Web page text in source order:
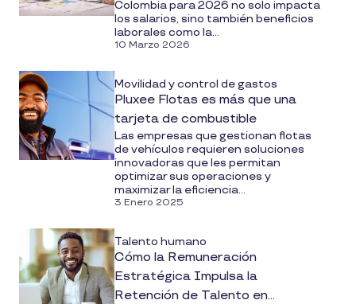
Colombia para 2026 no solo impacta
los salarios, sino también beneficios
laborales como la...
10 Marzo 2026
Movilidad y control de gastos
Pluxee Flotas es más que una
tarjeta de combustible
Las empresas que gestionan flotas
de vehículos requieren soluciones
innovadoras que les permitan
optimizar sus operaciones y
maximizar la eficiencia...
3 Enero 2025
Talento humano
Cómo la Remuneración
Estratégica Impulsa la
Retención de Talento en